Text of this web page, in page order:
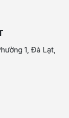
1, Đà Lạt,